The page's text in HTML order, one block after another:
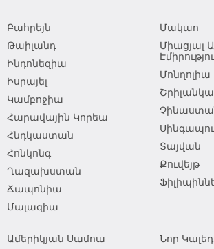
Բահրեյն
Թաիլանդ
Ինդոնեզիա
Իսրայել
Կամբոջիա
Հարավային Կորեա
Հնդկաստան
Հոնկոնգ
Ղազախստան
Ճապոնիա
Մալազիա
Մակաո
Միացյալ
Մոնղոլիա
Շրիլանկա
Տայվան
Քուվեյթ
Ամերիկյան Սամոա
Նոր